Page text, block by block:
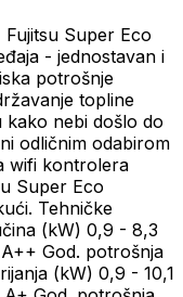
Super Eco
- jednostavan i
potrošnje
topline
nebi došlo do
odličnim odabirom
wifi kontrolera
Super Eco
Tehničke
(kW) 0,9 - 8,3
God. potrošnja
(kW) 0,9 - 10,1